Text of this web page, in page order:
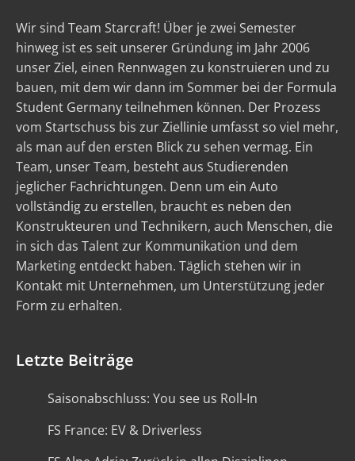
Wir sind Team Starcraft! Über je zwei Semester
hinweg ist es seit unserer Gründung im Jahr 2006
unser Ziel, einen Rennwagen zu konstruieren und zu
bauen, mit dem wir dann im Sommer bei der Formula
Student Germany teilnehmen können. Der Prozess
vom Startschuss bis zur Ziellinie umfasst so viel mehr,
als man auf den ersten Blick zu sehen vermag. Ein
Team, unser Team, besteht aus Studierenden
jeglicher Fachrichtungen. Denn um ein Auto
vollständig zu erstellen, braucht es neben den
Konstrukteuren und Technikern, auch Menschen, die
in sich das Talent zur Kommunikation und dem
Marketing entdeckt haben. Täglich stehen wir in
Kontakt mit Unternehmen, um Unterstützung jeder
Form zu erhalten.
Letzte Beiträge
Saisonabschluss: You see us Roll-In
FS France: EV & Driverless